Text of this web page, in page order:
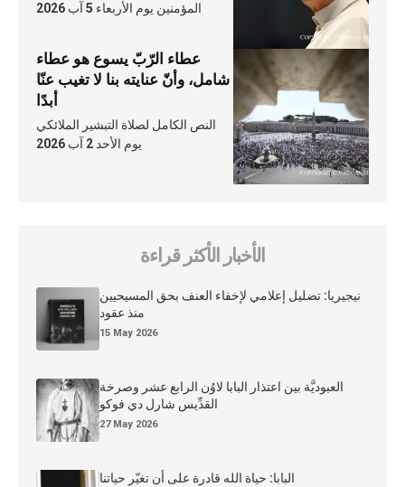
المؤمنين يوم الأربعاء 5 آب 2026
عطاء الرّبّ يسوع هو عطاء
شامل، وأنّ عنايته بنا لا تغيب عنّا
أبدًا
النص الكامل لصلاة التبشير الملائكي
يوم الأحد 2 آب 2026
الأخبار الأكثر قراءة
نيجيريا: تضليل إعلامي لإخفاء العنف بحق المسيحيين
منذ عقود
15 May 2026
العبوديَّة بين اعتذار البابا لاوُن الرابع عشر وصرخة
القدِّيس شارل دي فوكو
27 May 2026
البابا: حياة الله قادرة على أن تغيّر حياتنا